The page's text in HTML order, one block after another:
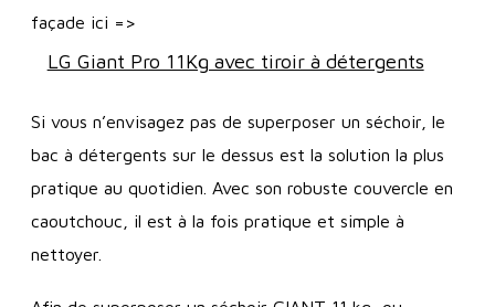
façade ici =>
LG Giant Pro 11Kg avec tiroir à détergents
Si vous n’envisagez pas de superposer un séchoir, le
bac à détergents sur le dessus est la solution la plus
pratique au quotidien. Avec son robuste couvercle en
caoutchouc, il est à la fois pratique et simple à
nettoyer.